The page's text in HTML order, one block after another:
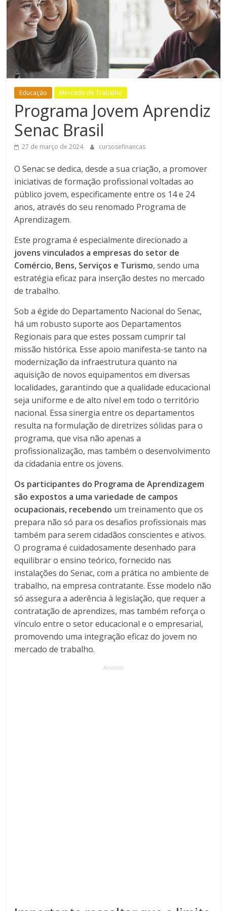
Estar
Educação Mercado de Trabalho
Programa Jovem Aprendiz
Senac Brasil
27 de março de 2024 cursosefinancas
O Senac se dedica, desde a sua criação, a promover
iniciativas de formação profissional voltadas ao
público jovem, especificamente entre os 14 e 24
anos, através do seu renomado Programa de
Aprendizagem.
Este programa é especialmente direcionado a
jovens vinculados a empresas do setor de
Comércio, Bens, Serviços e Turismo, sendo uma
estratégia eficaz para inserção destes no mercado
de trabalho.
Sob a égide do Departamento Nacional do Senac,
há um robusto suporte aos Departamentos
Regionais para que estes possam cumprir tal
missão histórica. Esse apoio manifesta-se tanto na
modernização da infraestrutura quanto na
aquisição de novos equipamentos em diversas
localidades, garantindo que a qualidade educacional
seja uniforme e de alto nível em todo o território
nacional. Essa sinergia entre os departamentos
resulta na formulação de diretrizes sólidas para o
programa, que visa não apenas a
profissionalização, mas também o desenvolvimento
da cidadania entre os jovens.
Os participantes do Programa de Aprendizagem
são expostos a uma variedade de campos
ocupacionais, recebendo um treinamento que os
prepara não só para os desafios profissionais mas
também para serem cidadãos conscientes e ativos.
O programa é cuidadosamente desenhado para
equilibrar o ensino teórico, fornecido nas
instalações do Senac, com a prática no ambiente de
trabalho, na empresa contratante. Esse modelo não
só assegura a aderência à legislação, que requer a
contratação de aprendizes, mas também reforça o
vínculo entre o setor educacional e o empresarial,
promovendo uma integração eficaz do jovem no
mercado de trabalho.
Anúncio